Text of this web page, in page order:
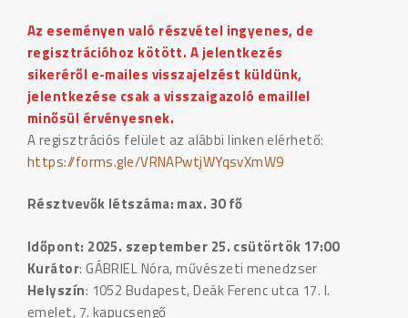
Az eseményen való részvétel ingyenes, de
regisztrációhoz kötött. A jelentkezés
sikeréről e-mailes visszajelzést küldünk,
jelentkezése csak a visszaigazoló emaillel
minősül érvényesnek.
A regisztrációs felület az alábbi linken elérhető:
https://forms.gle/VRNAPwtjWYqsvXmW9
Résztvevők létszáma: max. 30 fő
Időpont: 2025. szeptember 25. csütörtök 17:00
Kurátor: GÁBRIEL Nóra, művészeti menedzser
Helyszín: 1052 Budapest, Deák Ferenc utca 17. I.
emelet, 7. kapucsengő